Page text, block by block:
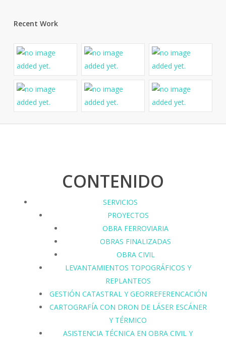
Recent Work
CONTENIDO
SERVICIOS
PROYECTOS
OBRA FERROVIARIA
OBRAS FINALIZADAS
OBRA CIVIL
LEVANTAMIENTOS TOPOGRÁFICOS Y
REPLANTEOS
GESTIÓN CATASTRAL Y GEORREFERENCACIÓN
CARTOGRAFÍA CON DRON DE LÁSER ESCÁNER
Y TÉRMICO
ASISTENCIA TÉCNICA EN OBRA CIVIL Y